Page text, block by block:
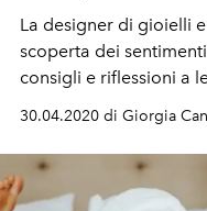
La designer di gioielli
scoperta dei
consigli e riflessioni a
30.04.2020 di Giorgia